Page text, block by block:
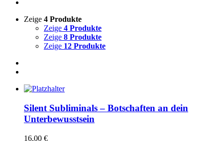
Zeige 4 Produkte
Zeige 4 Produkte
Zeige 8 Produkte
Zeige 12 Produkte
Silent Subliminals – Botschaften an dein
Unterbewusstsein
16,00 €